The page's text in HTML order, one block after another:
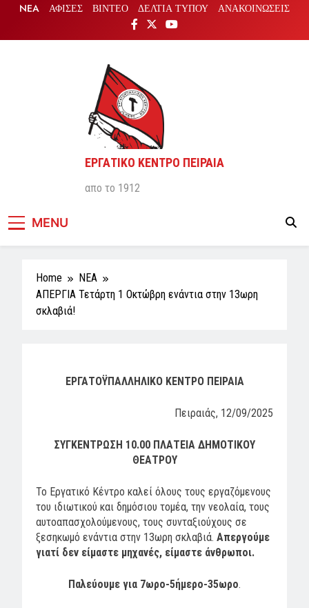
content
NEA ΑΦΙΣΕΣ ΒΙΝΤΕΟ ΔΕΛΤΙΑ ΤΥΠΟΥ ΑΝΑΚΟΙΝΩΣΕΙΣ
ΕΡΓΑΤΙΚΟ ΚΕΝΤΡΟ ΠΕΙΡΑΙΑ
απο το 1912
MENU
Home
NEA
ΑΠΕΡΓΙΑ Τετάρτη 1 Οκτώβρη ενάντια στην 13ωρη
σκλαβιά!
ΕΡΓΑΤΟΫΠΑΛΛΗΛΙΚΟ ΚΕΝΤΡΟ ΠΕΙΡΑΙΑ
Πειραιάς, 12/09/2025
ΣΥΓΚΕΝΤΡΩΣΗ 10.00 ΠΛΑΤΕΙΑ ΔΗΜΟΤΙΚΟΥ
ΘΕΑΤΡΟΥ
Το Εργατικό Κέντρο καλεί όλους τους εργαζόμενους
του ιδιωτικού και δημόσιου τομέα, την νεολαία, τους
αυτοαπασχολούμενους, τους συνταξιούχους σε
ξεσηκωμό ενάντια στην 13ωρη σκλαβιά. Απεργούμε
γιατί δεν είμαστε μηχανές, είμαστε άνθρωποι.
Παλεύουμε για 7ωρο-5ήμερο-35ωρο.